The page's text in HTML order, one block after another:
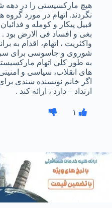
هیچ مارکسیستی را در دهه
نگردند. اتهام در مورد
قبیل پیکار و کومله و
بغی و افساد فی الارض بود
واکثریت ، اتهام، اقدام به
شوروی و جاسوسی برای
به طور کلی اتهام
های انقلاب، سیاسی و
اگر خانم نویسنده سندی
ارتداد – دارد ، ارائه کند .
۱